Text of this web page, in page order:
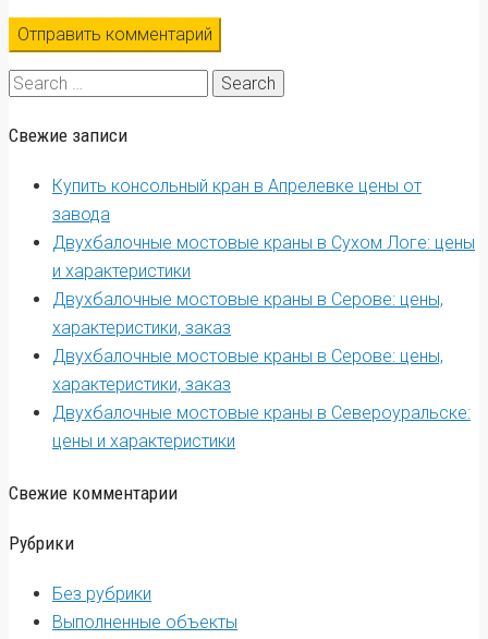
Search
Свежие записи
Купить консольный кран в Апрелевке цены от
завода
Двухбалочные мостовые краны в Сухом Логе: цены
и характеристики
Двухбалочные мостовые краны в Серове: цены,
характеристики, заказ
Двухбалочные мостовые краны в Серове: цены,
характеристики, заказ
Двухбалочные мостовые краны в Североуральске:
цены и характеристики
Свежие комментарии
Рубрики
Без рубрики
Выполненные объекты